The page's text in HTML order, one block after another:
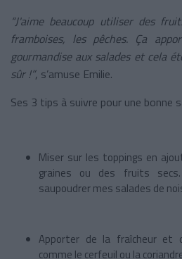
“J'aime beaucoup utiliser des
framboises, les pêches. Ça
gourmandise aux salades et cela
sûr !”, s’amuse Emilie.
Ses 3 tips à suivre pour une bonne
Miser sur les toppings en
graines ou des fruits secs.
saupoudrer mes salades de
Apporter de la fraîcheur et
comme le cerfeuil ou la